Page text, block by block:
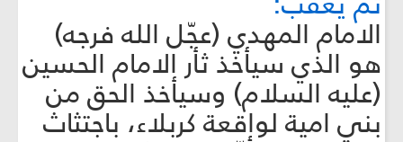
الامام المهدي (عجّل الله فرجه)
هو الذي سيأخذ ثأر الامام الحسين
(عليه السلام) وسيأخذ الحق من
بني امية لواقعة كربلاء، باجتثاث